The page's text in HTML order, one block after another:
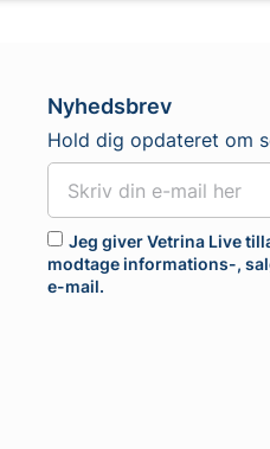
Nyhedsbrev
Hold dig opdateret om
Jeg giver Vetrina Live
modtage informations-,
e-mail.